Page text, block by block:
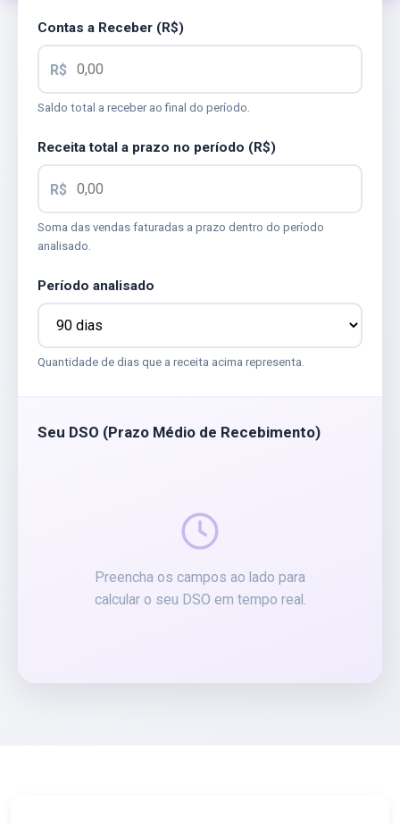
Contas a Receber (R$)
Saldo total a receber ao final do período.
Receita total a prazo no período (R$)
Soma das vendas faturadas a prazo dentro do período
analisado.
Período analisado
Quantidade de dias que a receita acima representa.
Seu DSO (Prazo Médio de Recebimento)
Preencha os campos ao lado para
calcular o seu DSO em tempo real.